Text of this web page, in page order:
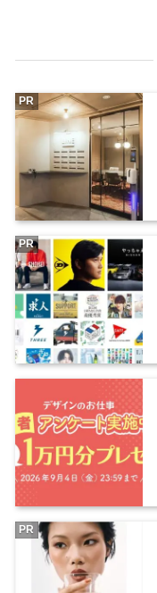
PR
PR
PR